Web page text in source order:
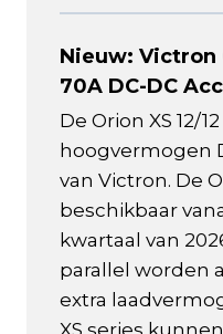
Nieuw: Victron
70A DC-DC
De Orion XS 12/
hoogvermogen
van Victron. De
beschikbaar
kwartaal van
parallel worden
extra